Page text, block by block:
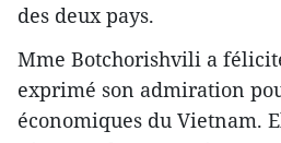
des deux pays.
Mme Botchorishvili a
exprimé son admiration
économiques du Vietnam.